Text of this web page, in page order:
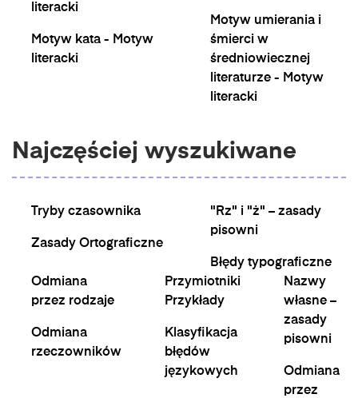
literacki
Motyw kata - Motyw
literacki
Motyw umierania i
śmierci w
średniowiecznej
literaturze - Motyw
literacki
Najczęściej wyszukiwane
Tryby czasownika
Zasady Ortograficzne
"Rz" i "ż" – zasady
pisowni
Błędy typograficzne
Odmiana
przez rodzaje
Odmiana
rzeczowników
Przymiotniki
Przykłady
Klasyfikacja
błędów
językowych
Nazwy
własne –
zasady
pisowni
Odmiana
przez